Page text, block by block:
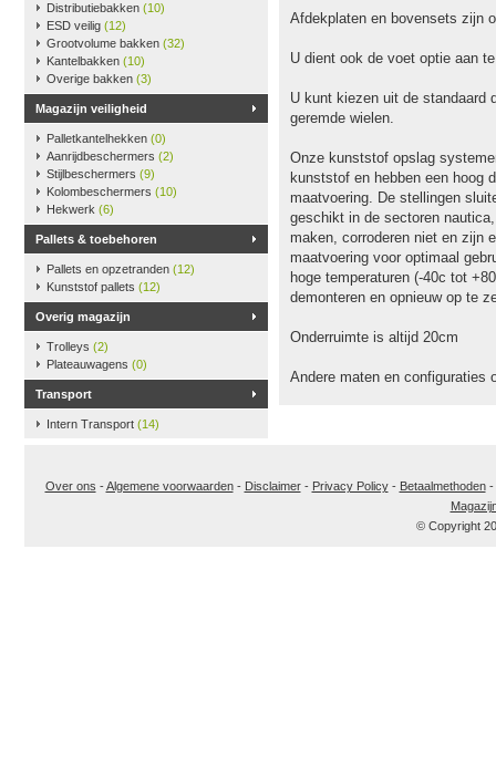
Distributiebakken (10)
ESD veilig (12)
Grootvolume bakken (32)
Kantelbakken (10)
Overige bakken (3)
Magazijn veiligheid
Palletkantelhekken (0)
Aanrijdbeschermers (2)
Stijlbeschermers (9)
Kolombeschermers (10)
Hekwerk (6)
Pallets & toebehoren
Pallets en opzetranden (12)
Kunststof pallets (12)
Overig magazijn
Trolleys (2)
Plateauwagens (0)
Transport
Intern Transport (14)
Afdekplaten en bovensets zijn
U dient ook de voet optie aan
U kunt kiezen uit de standaard
geremde wielen.
Onze kunststof opslag
kunststof en hebben een hoog
maatvoering. De stellingen
geschikt in de sectoren
maken, corroderen niet en zijn
maatvoering voor optimaal
hoge temperaturen (-40c tot
demonteren en opnieuw op te
Onderruimte is altijd 20cm
Andere maten en configuraties
Over ons -Algemene voorwaarden- Disclaimer- Privacy Policy- Betaalmethoden-
© Copyright